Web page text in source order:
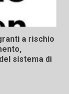
a rischio
sistema di